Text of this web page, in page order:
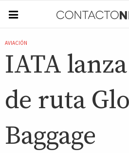
AVIACIÓN
IATA
de ruta
Baggage